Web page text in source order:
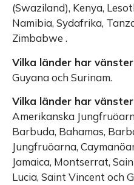
(Swaziland), Kenya,
Namibia, Sydafrika,
Zimbabwe .
Vilka länder har
Guyana och Surinam.
Vilka länder har
Amerikanska
Barbuda, Bahamas,
Jungfruöarna,
Jamaica, Montserrat,
Lucia, Saint Vincent och